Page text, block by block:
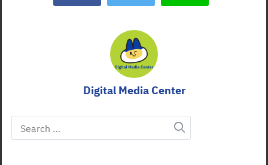
Digital Media Center
Search
for: